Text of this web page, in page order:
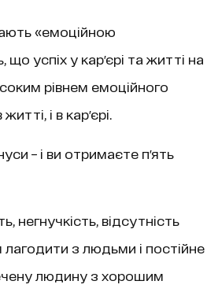
«емоційною
успіх у кар'єрі та житті на
рівнем емоційного
і в кар'єрі.
– і ви отримаєте п'ять
негнучкість, відсутність
лагодити з людьми і постійне
людину з хорошим